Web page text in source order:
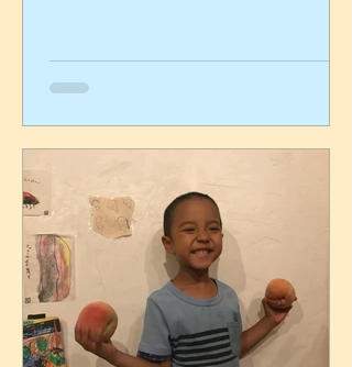
ある程度無限にあるからどんどん採れ
てしまう。...